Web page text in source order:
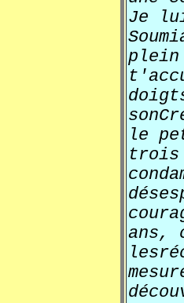
Je
le
trois
ans,